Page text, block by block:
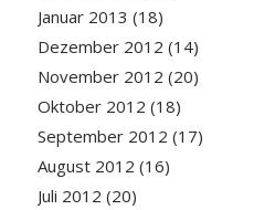
Januar 2013 (18)
Dezember 2012 (14)
November 2012 (20)
Oktober 2012 (18)
September 2012 (17)
August 2012 (16)
Juli 2012 (20)